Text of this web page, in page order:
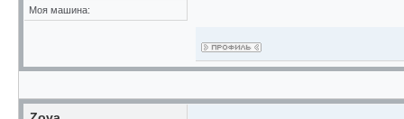
Моя машина: